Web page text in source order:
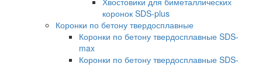
коронок SDS-plus
Коронки по бетону твердосплавные
Коронки по бетону твердосплавные SDS-
max
Коронки по бетону твердосплавные SDS-